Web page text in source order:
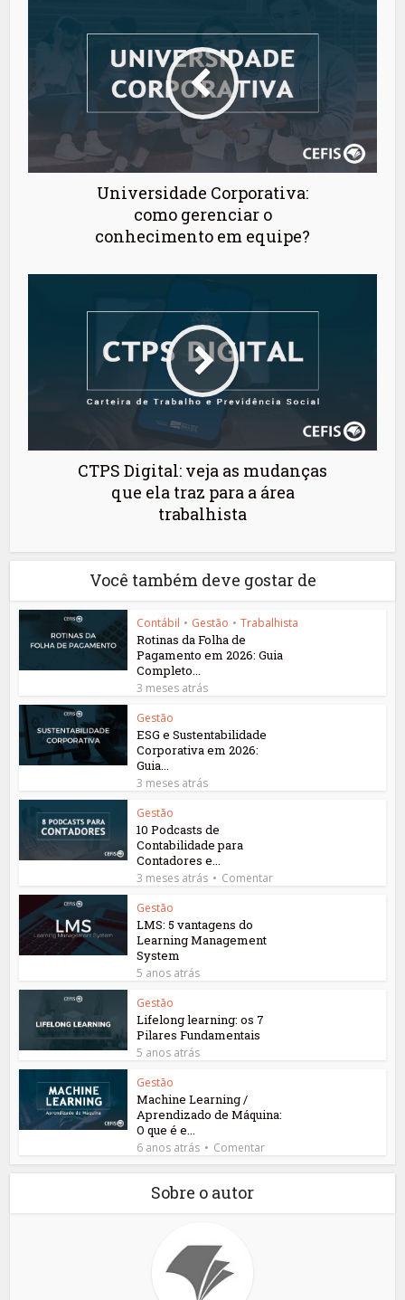
Universidade Corporativa:
como gerenciar o
conhecimento em equipe?
CTPS Digital: veja as mudanças
que ela traz para a área
trabalhista
Você também deve gostar de
Contábil • Gestão • Trabalhista
Rotinas da Folha de
Pagamento em 2026: Guia
Completo...
3 meses atrás
Gestão
ESG e Sustentabilidade
Corporativa em 2026:
Guia...
3 meses atrás
Gestão
10 Podcasts de
Contabilidade para
Contadores e...
3 meses atrás
Comentar
Gestão
LMS: 5 vantagens do
Learning Management
System
5 anos atrás
Gestão
Lifelong learning: os 7
Pilares Fundamentais
5 anos atrás
Gestão
Machine Learning /
Aprendizado de Máquina:
O que é e...
6 anos atrás Comentar
Sobre o autor